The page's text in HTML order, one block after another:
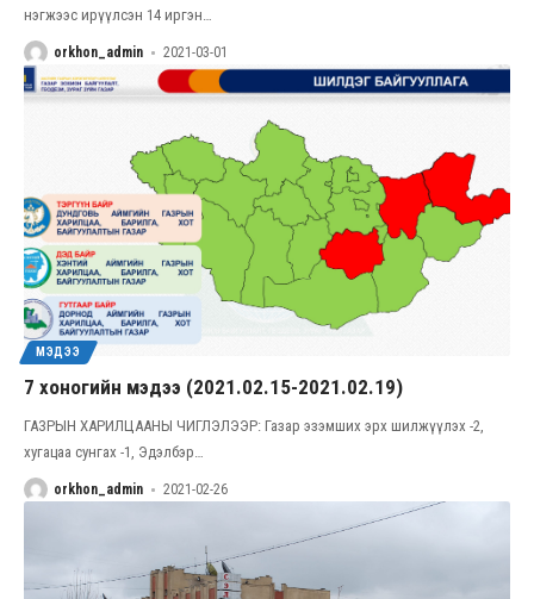
нэгжээс ирүүлсэн 14 иргэн…
orkhon_admin 2021-03-01
МЭДЭЭ
7 хоногийн мэдээ (2021.02.15-2021.02.19)
ГАЗРЫН ХАРИЛЦААНЫ ЧИГЛЭЛЭЭР: Газар эзэмших эрх шилжүүлэх -2,
хугацаа сунгах -1, Эдэлбэр…
orkhon_admin 2021-02-26